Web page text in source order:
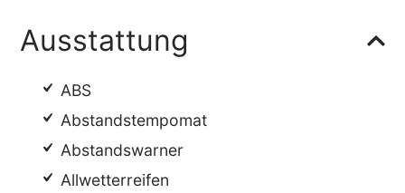
Ausstattung
ABS
Abstandstempomat
Abstandswarner
Allwetterreifen